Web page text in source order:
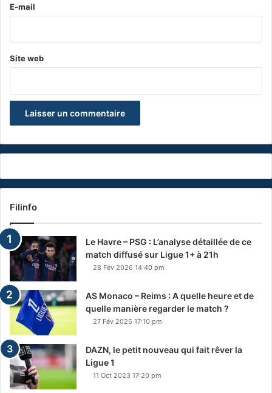
e
E-mail
Site web
Filinfo
Le Havre – PSG : L’analyse détaillée de ce
match diffusé sur Ligue 1+ à 21h
28 Fév 2026 14:40 pm
AS Monaco – Reims : A quelle heure et de
quelle manière regarder le match ?
27 Fév 2025 17:10 pm
DAZN, le petit nouveau qui fait rêver la
Ligue 1
11 Oct 2023 17:20 pm